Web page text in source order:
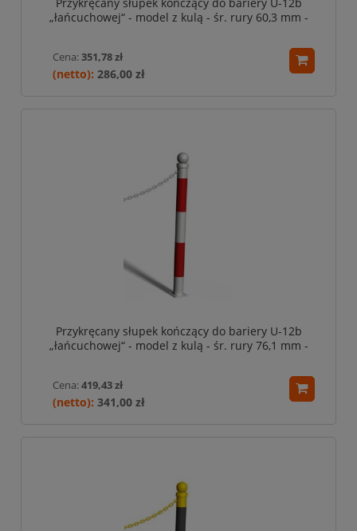
„łańcuchowej“ - model z kulą - śr. rury 60,3 mm -
Cena:351,78 zł
286,00 zł
Przykręcany słupek kończący do bariery U-12b
„łańcuchowej“ - model z kulą - śr. rury 76,1 mm -
Cena:419,43 zł
341,00 zł